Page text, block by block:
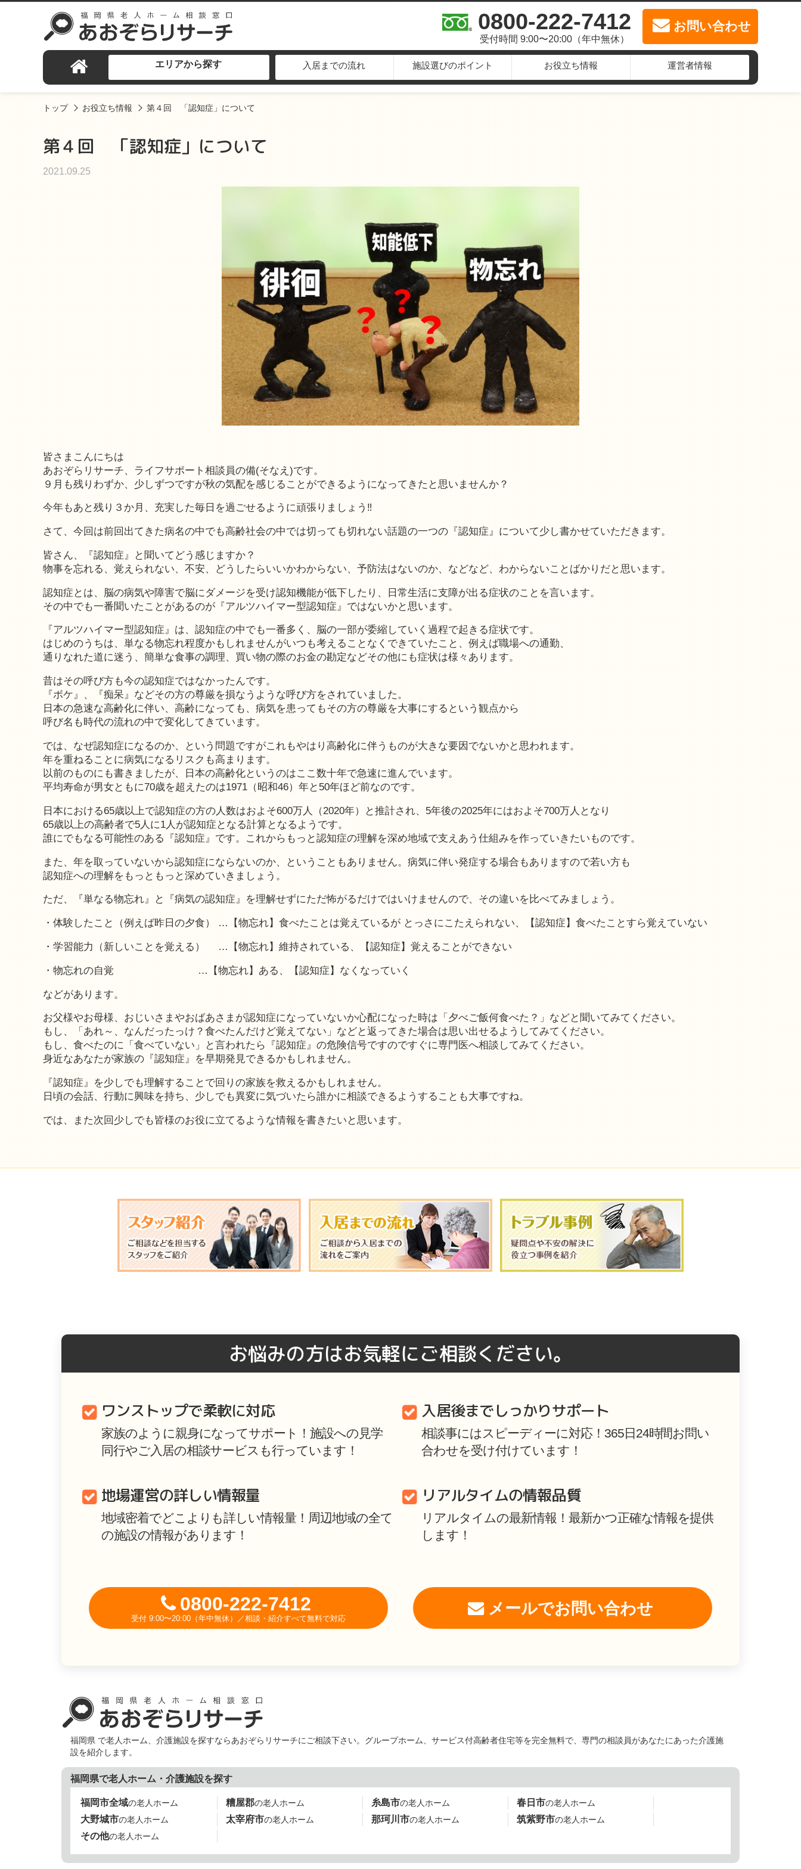
0800-222-7412
受付時間 9:00〜20:00（年中無休）
お問い合わせ
エリアから探す 入居までの流れ 施設選びのポイント お役立ち情報 運営者情報
トップ お役立ち情報 第４回 「認知症」について
第４回 「認知症」について
2021.09.25
皆さまこんにちは
あおぞらリサーチ、ライフサポート相談員の備(そなえ)です。
９月も残りわずか、少しずつですが秋の気配を感じることができるようになってきたと思いませんか？
今年もあと残り３か月、充実した毎日を過ごせるように頑張りましょう‼
さて、今回は前回出てきた病名の中でも高齢社会の中では切っても切れない話題の一つの『認知症』について少し書かせていただきます。
皆さん、『認知症』と聞いてどう感じますか？
物事を忘れる、覚えられない、不安、どうしたらいいかわからない、予防法はないのか、などなど、わからないことばかりだと思います。
認知症とは、脳の病気や障害で脳にダメージを受け認知機能が低下したり、日常生活に支障が出る症状のことを言います。
その中でも一番聞いたことがあるのが『アルツハイマー型認知症』ではないかと思います。
『アルツハイマー型認知症』は、認知症の中でも一番多く、脳の一部が委縮していく過程で起きる症状です。
はじめのうちは、単なる物忘れ程度かもしれませんがいつも考えることなくできていたこと、例えば職場への通勤、
通りなれた道に迷う、簡単な食事の調理、買い物の際のお金の勘定などその他にも症状は様々あります。
昔はその呼び方も今の認知症ではなかったんです。
『ボケ』、『痴呆』などその方の尊厳を損なうような呼び方をされていました。
日本の急速な高齢化に伴い、高齢になっても、病気を患ってもその方の尊厳を大事にするという観点から
呼び名も時代の流れの中で変化してきています。
では、なぜ認知症になるのか、という問題ですがこれもやはり高齢化に伴うものが大きな要因でないかと思われます。
年を重ねることに病気になるリスクも高まります。
以前のものにも書きましたが、日本の高齢化というのはここ数十年で急速に進んでいます。
平均寿命が男女ともに70歳を超えたのは1971（昭和46）年と50年ほど前なのです。
日本における65歳以上で認知症の方の人数はおよそ600万人（2020年）と推計され、5年後の2025年にはおよそ700万人となり
65歳以上の高齢者で5人に1人が認知症となる計算となるようです。
誰にでもなる可能性のある『認知症』です。これからもっと認知症の理解を深め地域で支えあう仕組みを作っていきたいものです。
また、年を取っていないから認知症にならないのか、ということもありません。病気に伴い発症する場合もありますので若い方も
認知症への理解をもっともっと深めていきましょう。
ただ、『単なる物忘れ』と『病気の認知症』を理解せずにただ怖がるだけではいけませんので、その違いを比べてみましょう。
・体験したこと（例えば昨日の夕食） …【物忘れ】食べたことは覚えているが とっさにこたえられない、【認知症】食べたことすら覚えていない
・学習能力（新しいことを覚える） …【物忘れ】維持されている、【認知症】覚えることができない
・物忘れの自覚 …【物忘れ】ある、【認知症】なくなっていく
などがあります。
お父様やお母様、おじいさまやおばあさまが認知症になっていないか心配になった時は「夕べご飯何食べた？」などと聞いてみてください。
もし、「あれ～、なんだったっけ？食べたんだけど覚えてない」などと返ってきた場合は思い出せるようしてみてください。
もし、食べたのに「食べていない」と言われたら『認知症』の危険信号ですのですぐに専門医へ相談してみてください。
身近なあなたが家族の『認知症』を早期発見できるかもしれません。
『認知症』を少しでも理解することで回りの家族を救えるかもしれません。
日頃の会話、行動に興味を持ち、少しでも異変に気づいたら誰かに相談できるようすることも大事ですね。
では、また次回少しでも皆様のお役に立てるような情報を書きたいと思います。
お悩みの方はお気軽にご相談ください。
ワンストップで柔軟に対応
家族のように親身になってサポート！施設への見学
同行やご入居の相談サービスも行っています！
入居後までしっかりサポート
相談事にはスピーディーに対応！365日24時間お問い
合わせを受け付けています！
地場運営の詳しい情報量
地域密着でどこよりも詳しい情報量！周辺地域の全て
の施設の情報があります！
リアルタイムの情報品質
リアルタイムの最新情報！最新かつ正確な情報を提供
します！
0800-222-7412
受付 9:00〜20:00（年中無休）／相談・紹介すべて無料で対応
メールでお問い合わせ
福岡県 で老人ホーム、介護施設を探すならあおぞらリサーチにご相談下さい。グループホーム、サービス付高齢者住宅等を完全無料で、専門の相談員があなたにあった介護施
設を紹介します。
福岡県で老人ホーム・介護施設を探す
福岡市全域の老人ホーム 糟屋郡の老人ホーム 糸島市の老人ホーム 春日市の老人ホーム
大野城市の老人ホーム 太宰府市の老人ホーム 那珂川市の老人ホーム 筑紫野市の老人ホーム
その他の老人ホーム